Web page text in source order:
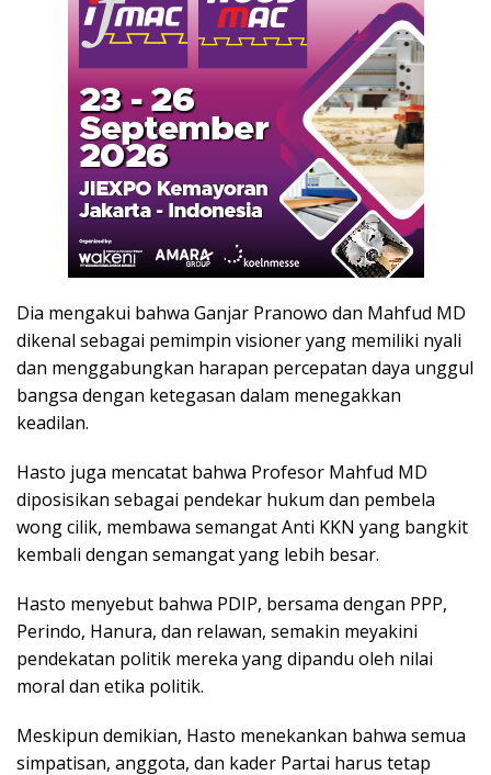
Dia mengakui bahwa Ganjar Pranowo dan Mahfud MD
dikenal sebagai pemimpin visioner yang memiliki nyali
dan menggabungkan harapan percepatan daya unggul
bangsa dengan ketegasan dalam menegakkan
keadilan.
Hasto juga mencatat bahwa Profesor Mahfud MD
diposisikan sebagai pendekar hukum dan pembela
wong cilik, membawa semangat Anti KKN yang bangkit
kembali dengan semangat yang lebih besar.
Hasto menyebut bahwa PDIP, bersama dengan PPP,
Perindo, Hanura, dan relawan, semakin meyakini
pendekatan politik mereka yang dipandu oleh nilai
moral dan etika politik.
Meskipun demikian, Hasto menekankan bahwa semua
simpatisan, anggota, dan kader Partai harus tetap